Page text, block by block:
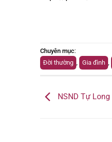
Chuyên mục:
Đời thường , Gia đình ,
NSND Tự